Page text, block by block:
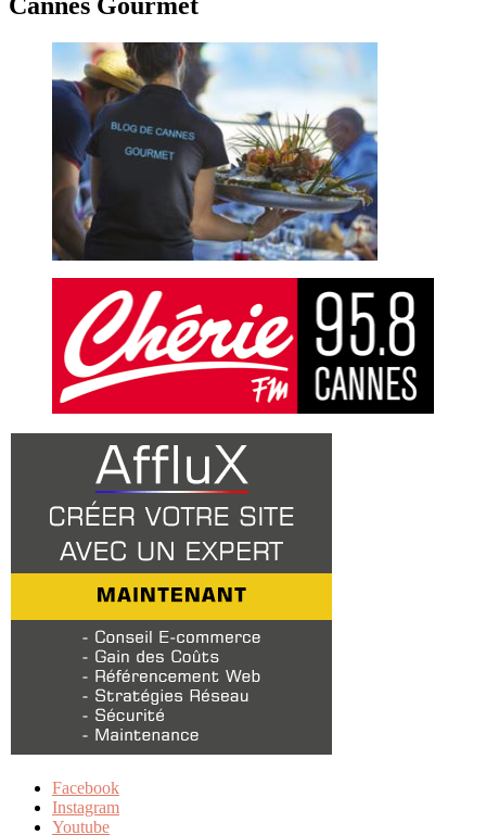
Facebook
Instagram
Youtube